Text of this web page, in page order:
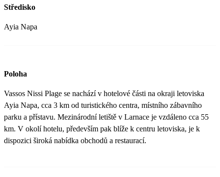
Středisko
Ayia Napa
Poloha
Vassos Nissi Plage se nachází v hotelové části na okraji letoviska
Ayia Napa, cca 3 km od turistického centra, místního zábavního
parku a přístavu. Mezinárodní letiště v Larnace je vzdáleno cca 55
km. V okolí hotelu, především pak blíže k centru letoviska, je k
dispozici široká nabídka obchodů a restaurací.